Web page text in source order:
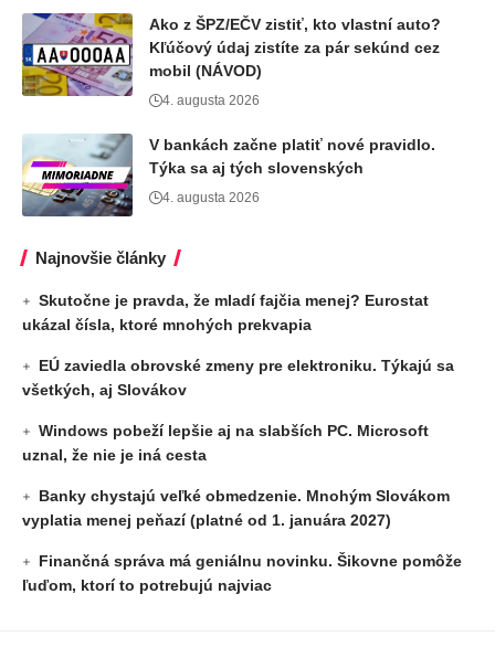
Ako z ŠPZ/EČV zistiť, kto vlastní auto?
Kľúčový údaj zistíte za pár sekúnd cez
mobil (NÁVOD)
4. augusta 2026
V bankách začne platiť nové pravidlo.
Týka sa aj tých slovenských
4. augusta 2026
Najnovšie články
Skutočne je pravda, že mladí fajčia menej? Eurostat
ukázal čísla, ktoré mnohých prekvapia
EÚ zaviedla obrovské zmeny pre elektroniku. Týkajú sa
všetkých, aj Slovákov
Windows pobeží lepšie aj na slabších PC. Microsoft
uznal, že nie je iná cesta
Banky chystajú veľké obmedzenie. Mnohým Slovákom
vyplatia menej peňazí (platné od 1. januára 2027)
Finančná správa má geniálnu novinku. Šikovne pomôže
ľuďom, ktorí to potrebujú najviac